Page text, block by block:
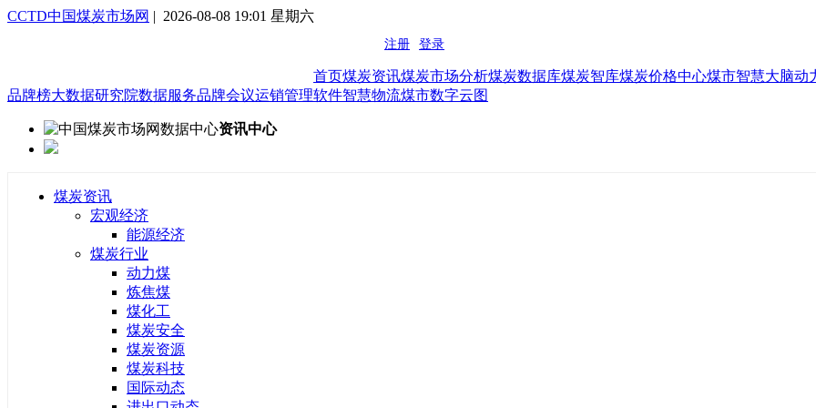
CCTD中国煤炭市场网 | 2026-08-08 19:01 星期六
首页煤炭资讯煤炭市场分析煤炭数据库煤炭智库煤炭价格中心煤市智慧大脑动
品牌榜大数据研究院数据服务品牌会议运销管理软件智慧物流煤市数字云图
资讯中心
煤炭资讯
宏观经济
能源经济
煤炭行业
动力煤
炼焦煤
煤化工
煤炭安全
煤炭资源
煤炭科技
国际动态